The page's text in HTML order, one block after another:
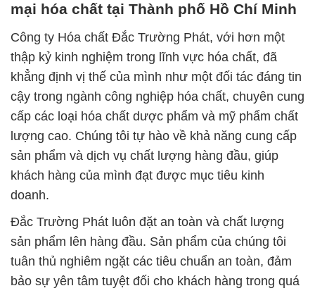
mại hóa chất tại Thành phố Hồ Chí Minh
Công ty Hóa chất Đắc Trường Phát, với hơn một
thập kỷ kinh nghiệm trong lĩnh vực hóa chất, đã
khẳng định vị thế của mình như một đối tác đáng tin
cậy trong ngành công nghiệp hóa chất, chuyên cung
cấp các loại hóa chất dược phẩm và mỹ phẩm chất
lượng cao. Chúng tôi tự hào về khả năng cung cấp
sản phẩm và dịch vụ chất lượng hàng đầu, giúp
khách hàng của mình đạt được mục tiêu kinh
doanh.
Đắc Trường Phát luôn đặt an toàn và chất lượng
sản phẩm lên hàng đầu. Sản phẩm của chúng tôi
tuân thủ nghiêm ngặt các tiêu chuẩn an toàn, đảm
bảo sự yên tâm tuyệt đối cho khách hàng trong quá